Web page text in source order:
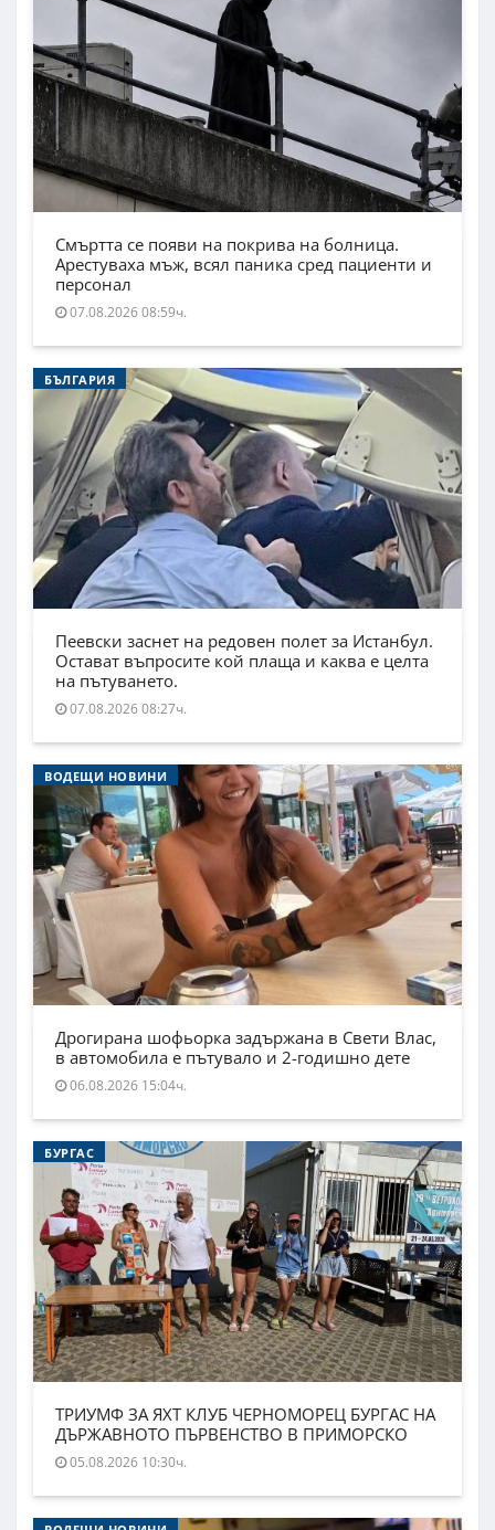
Смъртта се появи на покрива на болница.
Арестуваха мъж, всял паника сред пациенти и
персонал
07.08.2026 08:59ч.
БЪЛГАРИЯ
Пеевски заснет на редовен полет за Истанбул.
Остават въпросите кой плаща и каква е целта
на пътуването.
07.08.2026 08:27ч.
ВОДЕЩИ НОВИНИ
Дрогирана шофьорка задържана в Свети Влас,
в автомобила е пътувало и 2-годишно дете
06.08.2026 15:04ч.
БУРГАС
ТРИУМФ ЗА ЯХТ КЛУБ ЧЕРНОМОРЕЦ БУРГАС НА
ДЪРЖАВНОТО ПЪРВЕНСТВО В ПРИМОРСКО
05.08.2026 10:30ч.